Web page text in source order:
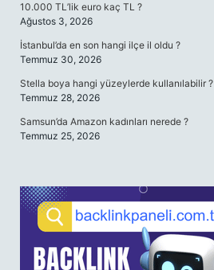
10.000 TL’lik euro kaç TL ?
Ağustos 3, 2026
İstanbul’da en son hangi ilçe il oldu ?
Temmuz 30, 2026
Stella boya hangi yüzeylerde kullanılabilir ?
Temmuz 28, 2026
Samsun’da Amazon kadınları nerede ?
Temmuz 25, 2026